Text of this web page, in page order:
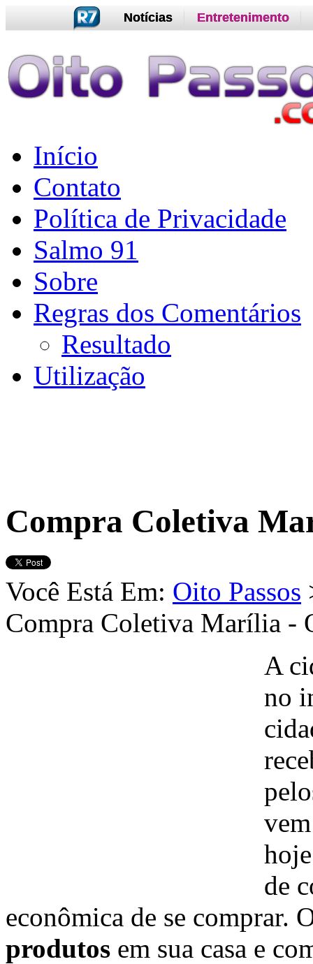
Notícias Entretenimento
Início
Contato
Política de Privacidade
Salmo 91
Sobre
Regras dos Comentários
Resultado
Utilização
Compra Coletiva
Você Está Em: Oito Passos
Compra Coletiva Marília -
A
no
de
econômica de se comprar.
produtos em sua casa e